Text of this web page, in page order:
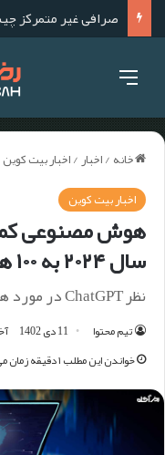
خانه/اخبار/اخبار بیت کوین
اخبار بیت کوین
هوش مصنوعی
سال ۲۰۲۴ به ۱۰۰ هزار دلار برسد
نظر ChatGPT در مورد همکاری هوش مصنوعی با بیت کوین
تیم محتوا 11 دی 1402
خواندن این مطلب ۱ دقیقه زمان می‌برد